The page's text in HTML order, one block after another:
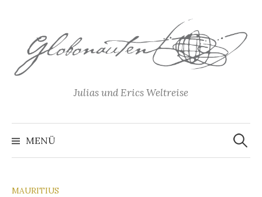
Inhalt
Julias und Erics Weltreise
MENÜ
Suchen
nach:
MAURITIUS